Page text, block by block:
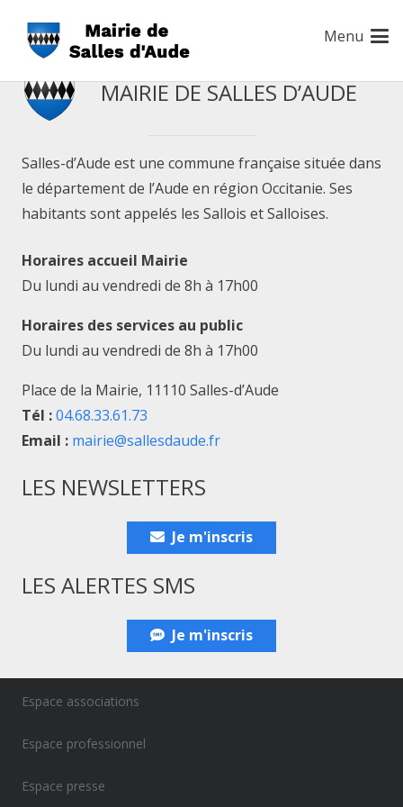
Menu
MAIRIE DE SALLES D’AUDE
Salles-d’Aude est une commune française située dans
le département de l’Aude en région Occitanie. Ses
habitants sont appelés les Sallois et Salloises.
Horaires accueil Mairie
Du lundi au vendredi de 8h à 17h00
Horaires des services au public
Du lundi au vendredi de 8h à 17h00
Place de la Mairie, 11110 Salles-d’Aude
Tél :04.68.33.61.73
Email : mairie@sallesdaude.fr
LES NEWSLETTERS
Je m'inscris
LES ALERTES SMS
Je m'inscris
Espace associations
Espace professionnel
Espace presse